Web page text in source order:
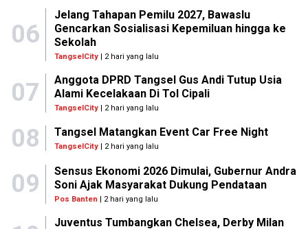
06
Jelang Tahapan Pemilu 2027, Bawaslu
Gencarkan Sosialisasi Kepemiluan hingga ke
Sekolah
TangselCity| 2 hari yang lalu
07
Anggota DPRD Tangsel Gus Andi Tutup Usia
Alami Kecelakaan Di Tol Cipali
TangselCity| 2 hari yang lalu
08 Tangsel Matangkan Event Car Free Night
TangselCity | 2 hari yang lalu
09
Sensus Ekonomi 2026 Dimulai, Gubernur Andra
Soni Ajak Masyarakat Dukung Pendataan
Pos Banten | 2 hari yang lalu
Juventus Tumbangkan Chelsea, Derby Milan